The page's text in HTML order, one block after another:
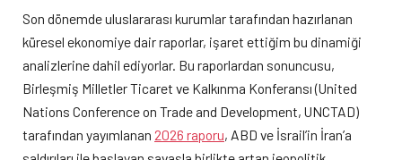
Son dönemde uluslararası kurumlar tarafından hazırlanan
küresel ekonomiye dair raporlar, işaret ettiğim bu dinamiği
analizlerine dahil ediyorlar. Bu raporlardan sonuncusu,
Birleşmiş Milletler Ticaret ve Kalkınma Konferansı (United
Nations Conference on Trade and Development, UNCTAD)
tarafından yayımlanan 2026 raporu, ABD ve İsrail’in İran’a